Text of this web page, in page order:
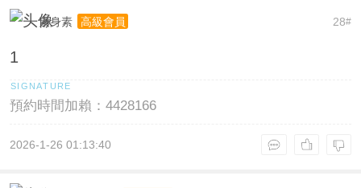
28#
素身素 高級會員
1
預約時間加賴：4428166
2026-1-26 01:13:40